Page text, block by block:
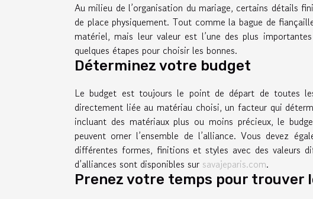
Au milieu de l’organisation du mariage, certains détails
de place physiquement. Tout comme la bague de
matériel, mais leur valeur est l’une des plus
quelques étapes pour choisir les bonnes.
Déterminez votre budget
Le budget est toujours le point de départ de toutes
directement liée au matériau choisi, un facteur qui
incluant des matériaux plus ou moins précieux, le
peuvent orner l’ensemble de l’alliance. Vous devez
différentes formes, finitions et styles avec des valeurs
d’alliances sont disponibles sur savajeparis.com.
Prenez votre temps pour trouver